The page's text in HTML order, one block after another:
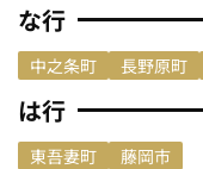
な行
中之条町 長野原町
は行
東吾妻町 藤岡市